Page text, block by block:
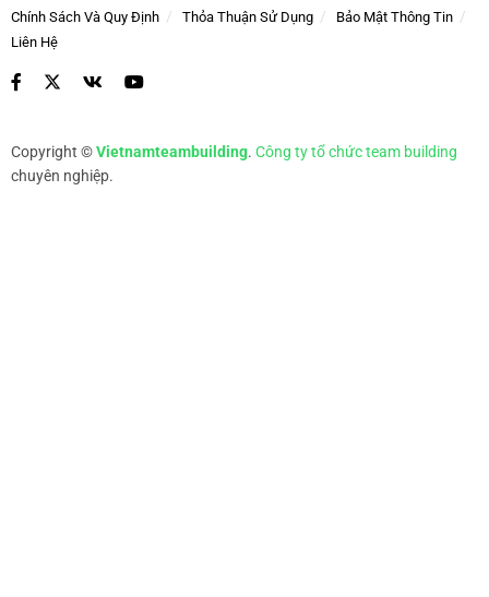
Chính Sách Và Quy Định Thỏa Thuận Sử Dụng
Bảo Mật Thông Tin
Liên Hệ
Copyright ©Vietnamteambuilding. Công ty tổ chức team building
chuyên nghiệp.